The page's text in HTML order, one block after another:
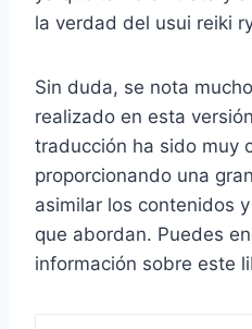
la verdad del usui reiki
Sin duda, se nota
realizado en esta
traducción ha sido muy
proporcionando una
asimilar los contenidos
que abordan. Puedes
información sobre este